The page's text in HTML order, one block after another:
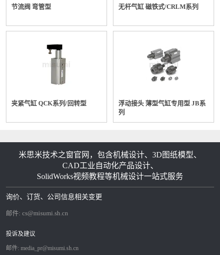
节流阀 弯管型 无杆气缸 磁铁式/CRLM系列
夹紧气缸 QCK系列/回转型
浮动接头 薄型气缸专用型 JB系
列
米思米技术之窗官网，包含机械设计、3D图纸模型、
CAD工业自动化产品设计、
SolidWorks视频教程等机械设计一站式服务
询价、订货、公司信息相关变更
邮件: cs@misumi.sh.cn
投诉及建议
邮件: media_pr@misumi.sh.cn